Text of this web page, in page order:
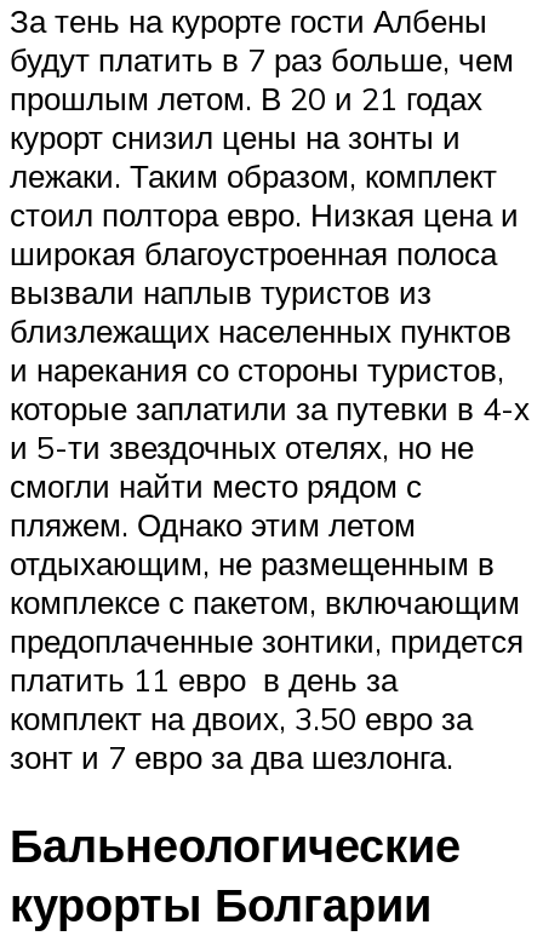
За тень на курорте гости Албены
будут платить в 7 раз больше, чем
прошлым летом. В 20 и 21 годах
курорт снизил цены на зонты и
лежаки. Таким образом, комплект
стоил полтора евро. Низкая цена и
широкая благоустроенная полоса
вызвали наплыв туристов из
близлежащих населенных пунктов
и нарекания со стороны туристов,
которые заплатили за путевки в 4-х
и 5-ти звездочных отелях, но не
смогли найти место рядом с
пляжем. Однако этим летом
отдыхающим, не размещенным в
комплексе с пакетом, включающим
предоплаченные зонтики, придется
платить 11 евро в день за
комплект на двоих, 3.50 евро за
зонт и 7 евро за два шезлонга.
Бальнеологические
курорты Болгарии